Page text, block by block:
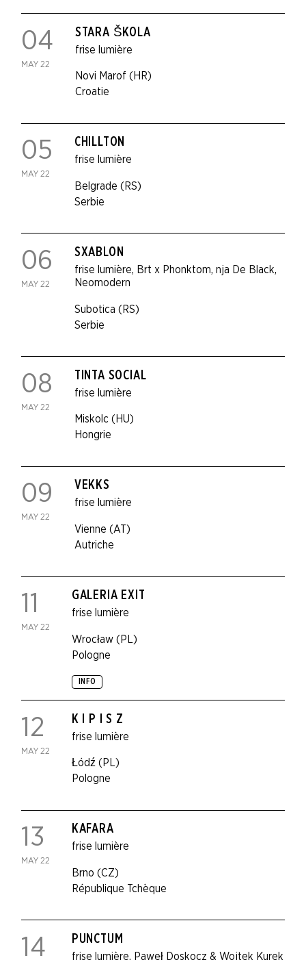
04
MAY 22
frise lumière
STARA ŠKOLA
Novi Marof (HR)
Croatie
05
MAY 22
frise lumière
CHILLTON
Belgrade (RS)
Serbie
06
MAY 22
frise lumière, Brt x Phonktom, nja De Black,
Neomodern
SXABLON
Subotica (RS)
Serbie
08
MAY 22
frise lumière
TINTA SOCIAL
Miskolc (HU)
Hongrie
09
MAY 22
frise lumière
VEKKS
Vienne (AT)
Autriche
11
MAY 22
frise lumière
GALERIA EXIT
Wrocław (PL)
Pologne
INFO
12
MAY 22
frise lumière
K I P I S Z
Łódź (PL)
Pologne
13
MAY 22
frise lumière
KAFARA
Brno (CZ)
République Tchèque
14 frise lumière, Paweł Doskocz & Wojtek Kurek
PUNCTUM